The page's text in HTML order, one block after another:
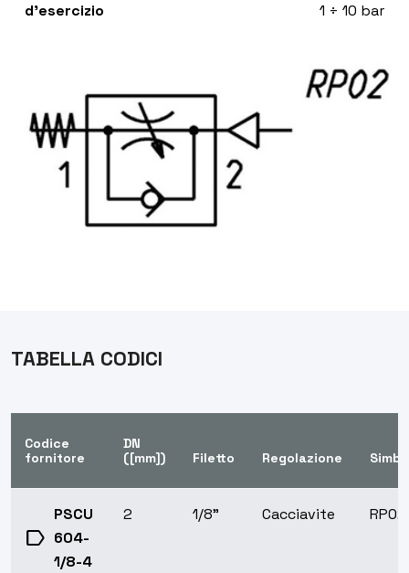
d'esercizio
1 ÷ 10 bar
TABELLA CODICI
Codice
fornitore
DN
([mm])
Filetto Regolazione
label
PSCU
604-
1/8-4
2 1/8" Cacciavite RP02